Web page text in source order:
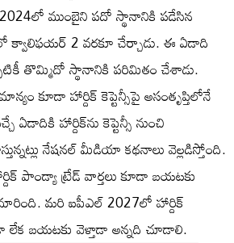
ముంబైని పదో స్థానానికి పడేసిన
క్వాలిఫయర్ 2 వరకూ చేర్చాడు. ఈ ఏడాది
తొమ్మిదో స్థానానికి పరిమితం చేశాడు.
కూడా హార్దిక్ కెప్టెన్సీపై అసంతృప్తిలోనే
ఏడాదికి హార్దిక్‌ను కెప్టెన్సీ నుంచి
నేషనల్ మీడియా కథనాలు వెల్లడిస్తోంది.
పాండ్యా ట్రేడ్ వార్తలు కూడా బయటకు
మరి ఐపీఎల్ 2027లో హార్దిక్
బయటకు వెళ్తాడా అన్నది చూడాలి.